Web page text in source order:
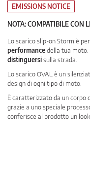
EMISSIONS NOTICE
NOTA: COMPATIBILE CON
Lo scarico slip-on Storm è
performancedella tua moto.
distinguersisulla strada.
Lo scarico OVAL è un
design di ogni tipo di moto.
È caratterizzato da un corpo
grazie a uno speciale
conferisce al prodotto un